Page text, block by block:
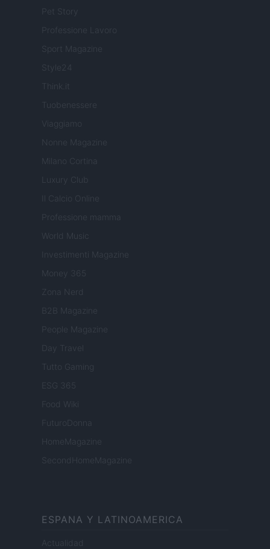
Professione Lavoro
Sport Magazine
Style24
Think.it
Tuobenessere
Viaggiamo
Nonne Magazine
Milano Cortina
Luxury Club
Il Calcio Online
Professione mamma
World Music
Investimenti Magazine
Money 365
Zona Nerd
B2B Magazine
People Magazine
Day Travel
Tutto Gaming
ESG 365
Food Wiki
FuturoDonna
HomeMagazine
SecondHomeMagazine
ESPANA Y LATINOAMERICA
Actualidad